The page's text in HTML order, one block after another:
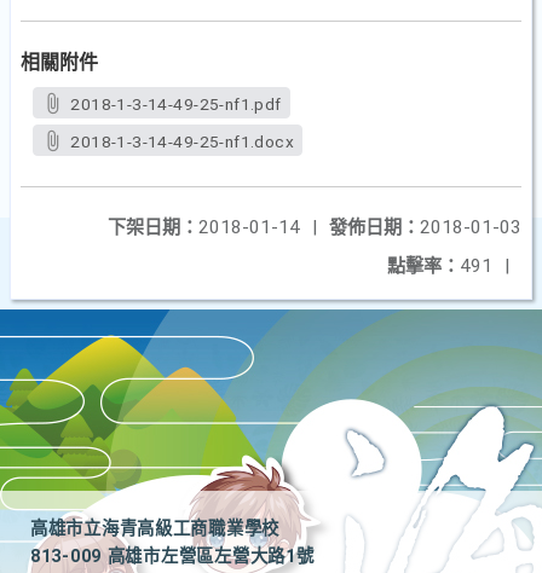
相關附件
2018-1-3-14-49-25-nf1.pdf
2018-1-3-14-49-25-nf1.docx
發佈日期： 2018-01-03
下架日期： 2018-01-14
|
點擊率： 491 |
高雄市立海青高級工商職業學校
813-009 高雄市左營區左營大路1號